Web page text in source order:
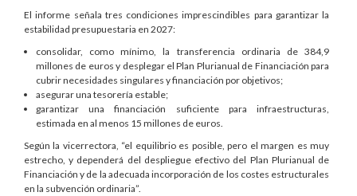
El informe señala tres condiciones imprescindibles para garantizar la
estabilidad presupuestaria en 2027:
consolidar, como mínimo, la transferencia ordinaria de 384,9
millones de euros y desplegar el Plan Plurianual de Financiación para
cubrir necesidades singulares y financiación por objetivos;
asegurar una tesorería estable;
garantizar una financiación suficiente para infraestructuras,
estimada en al menos 15 millones de euros.
Según la vicerrectora, “el equilibrio es posible, pero el margen es muy
estrecho, y dependerá del despliegue efectivo del Plan Plurianual de
Financiación y de la adecuada incorporación de los costes estructurales
en la subvención ordinaria”.